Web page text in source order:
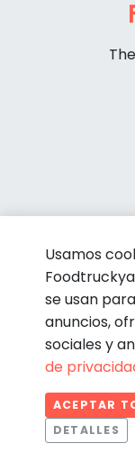
Condiciones
Aviso
Usamos
se usan
anuncios,
sociales y
de
ACEPTAR
DETALLES